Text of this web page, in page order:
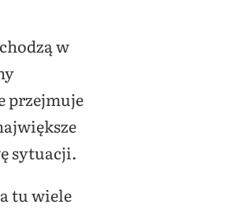
w
przejmuje
sytuacji.
tu wiele